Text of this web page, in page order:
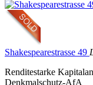
Shakespearestrasse 49
Renditestarke
Denkmalschutz-AfA